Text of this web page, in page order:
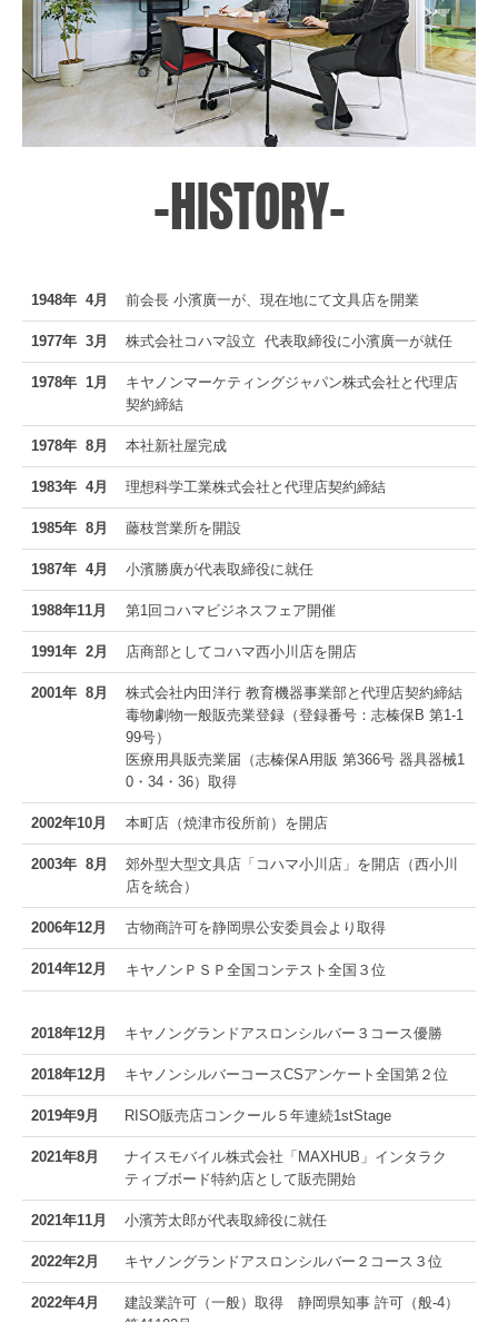
-HISTORY-
1948年 4月 前会長 小濱廣一が、現在地にて文具店を開業
1977年 3月 株式会社コハマ設立 代表取締役に小濱廣一が就任
1978年 1月
キヤノンマーケティングジャパン株式会社と代理店
契約締結
1978年 8月 本社新社屋完成
1983年 4月 理想科学工業株式会社と代理店契約締結
1985年 8月 藤枝営業所を開設
1987年 4月 小濱勝廣が代表取締役に就任
1988年11月 第1回コハマビジネスフェア開催
1991年 2月 店商部としてコハマ西小川店を開店
2001年 8月
株式会社内田洋行 教育機器事業部と代理店契約締結
毒物劇物一般販売業登録（登録番号：志榛保B 第1-1
99号）
医療用具販売業届（志榛保A用販 第366号 器具器械1
0・34・36） 取得
2002年10月 本町店（焼津市役所前）を開店
2003年 8月
郊外型大型文具店「コハマ小川店」を開店（西小川
店を統合）
2006年12月 古物商許可を静岡県公安委員会より取得
2014年12月 キヤノンＰＳＰ全国コンテスト全国３位
2018年12月 キヤノングランドアスロンシルバー３コース優勝
2018年12月 キヤノンシルバーコースCSアンケート全国第２位
2019年9月 RISO販売店コンクール５年連続1stStage
2021年8月
ナイスモバイル株式会社「MAXHUB」インタラク
ティブボード特約店として販売開始
2021年11月 小濱芳太郎が代表取締役に就任
2022年2月 キヤノングランドアスロンシルバー２コース３位
2022年4月 建設業許可（一般）取得 静岡県知事 許可 （般-4）